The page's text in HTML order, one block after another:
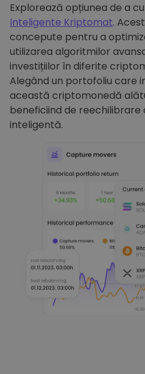
Explorează opțiunea de a
Inteligente Kriptomat.
concepute pentru a
utilizarea algoritmilor
investițiilor în diferite
Alegând un portofoliu care
această criptomonedă
beneficiind de
inteligentă.